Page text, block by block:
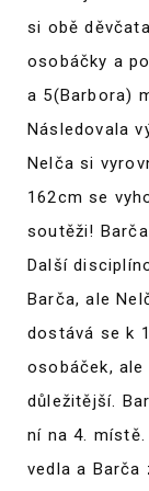
si obě
osobáčky a
a 5(Barbora)
Následovala
Nelča si
162cm se
soutěži!
Další
Barča, ale
dostává se k
osobáček,
důležitější.
ní na 4.
vedla a